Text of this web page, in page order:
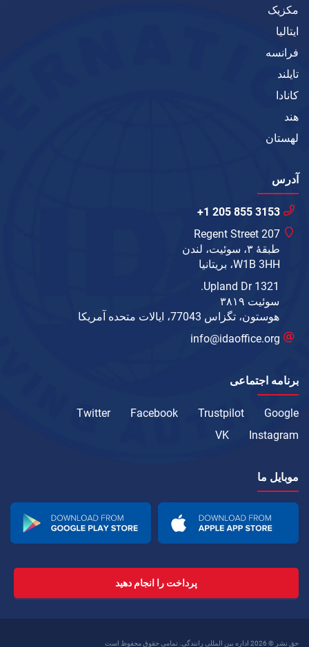
مکزیک
ایتالیا
فرانسه
تایلند
کانادا
هند
لهستان
آدرس
+1 205 855 3153
207 Regent Street
طبقهٔ ۳، سوئیت، لندن
W1B 3HH، بریتانیا
1321 Upland Dr.
سوئیت ۳۸۱۹
هوستون، تگزاس 77043، ایالات متحده آمریکا
info@idaoffice.org
برنامه اجتماعی
Google
Trustpilot
Facebook
Twitter
Instagram
VK
موبایل ما
پرداخت را انجام دهید
حق نشر © 2026 اداره بین المللی رانندگی. تمامی حقوق محفوظ است